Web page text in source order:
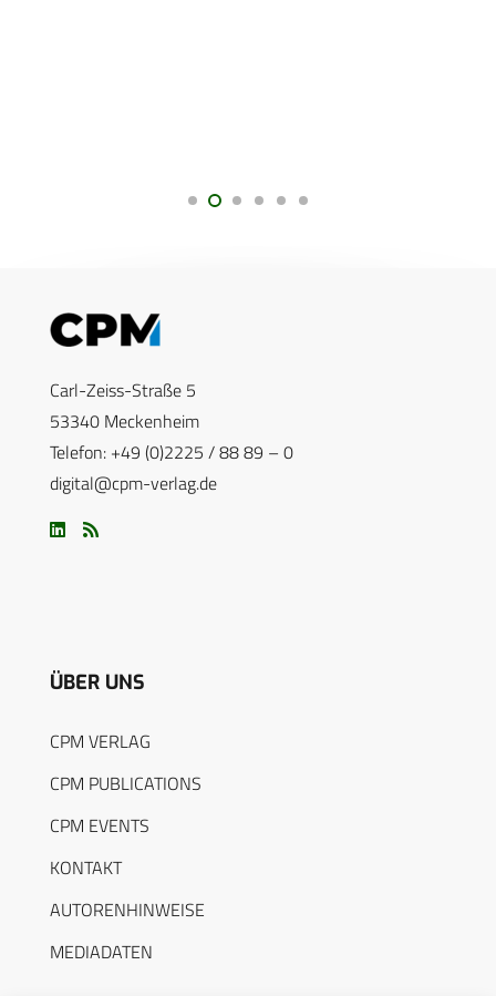
Carl-Zeiss-Straße 5
53340 Meckenheim
Telefon: +49 (0)2225 / 88 89 – 0
digital@cpm-verlag.de
ÜBER UNS
CPM VERLAG
CPM PUBLICATIONS
CPM EVENTS
KONTAKT
AUTORENHINWEISE
MEDIADATEN